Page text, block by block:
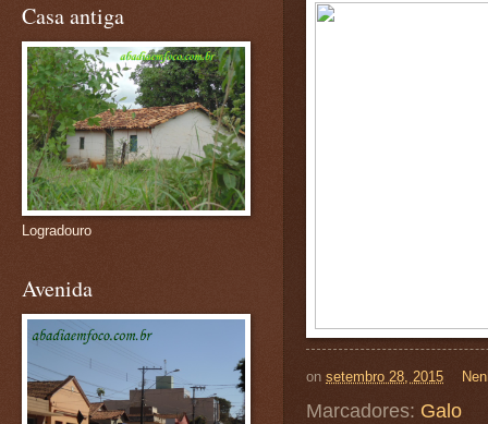
on setembro 28, 2015
Marcadores: Galo
Casa antiga
Logradouro
Avenida